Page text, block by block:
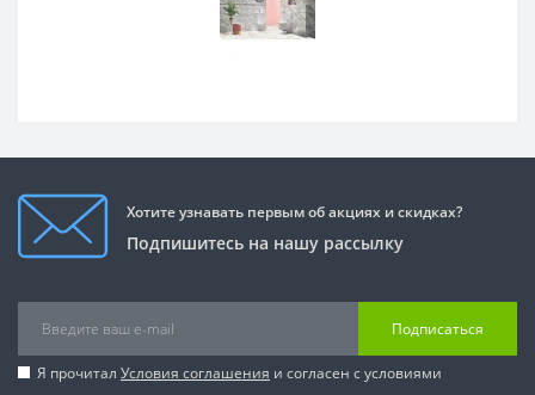
Хотите узнавать первым об акциях и скидках?
Подпишитесь на нашу рассылку
Подписаться
Я прочитал Условия соглашения и согласен с условиями